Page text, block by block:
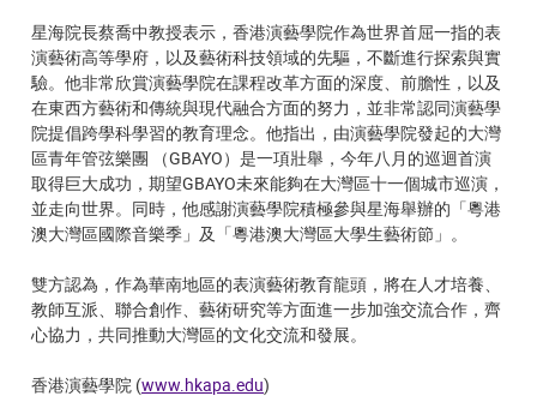
星海院長蔡喬中教授表示，香港演藝學院作為世界首屈一指的表
演藝術高等學府，以及藝術科技領域的先驅，不斷進行探索與實
驗。他非常欣賞演藝學院在課程改革方面的深度、前膽性，以及
在東西方藝術和傳統與現代融合方面的努力，並非常認同演藝學
院提倡跨學科學習的教育理念。他指出，由演藝學院發起的大灣
區青年管弦樂團 （GBAYO）是一項壯舉，今年八月的巡迴首演
取得巨大成功，期望GBAYO未來能夠在大灣區十一個城市巡演，
並走向世界。同時，他感謝演藝學院積極參與星海舉辦的「粵港
澳大灣區國際音樂季」及「粵港澳大灣區大學生藝術節」。
雙方認為，作為華南地區的表演藝術教育龍頭，將在人才培養、
教師互派、聯合創作、藝術研究等方面進一步加強交流合作，齊
心協力，共同推動大灣區的文化交流和發展。
香港演藝學院 (www.hkapa.edu)